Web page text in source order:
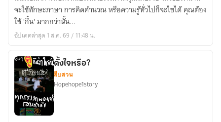
ท้า
ให้
ตาย!
จะใช้ทักษะภาษา การคิดคำนวณ หรือความรู้ทั่วไปก็จะไขได้ คุณต้อง
ใช้ 'กึ๋น' มากกว่านั้น...
อัปเดตล่าสุด 1 ส.ค. 69 / 11:48 น.
ตั้งใจหรือ?
สืบสวน
Hopehope1story